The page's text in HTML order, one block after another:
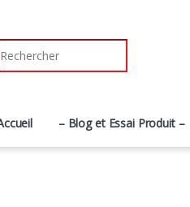
for:
– Blog et Essai Produit –